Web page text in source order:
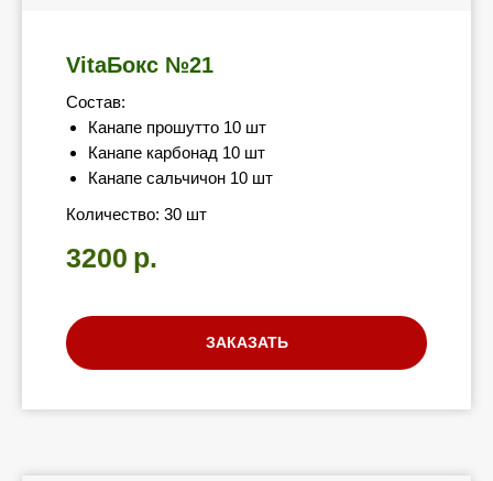
VitaБокс №21
Состав:
Канапе прошутто 10 шт
Канапе карбонад 10 шт
Канапе сальчичон 10 шт
Количество: 30 шт
3200 р.
ЗАКАЗАТЬ